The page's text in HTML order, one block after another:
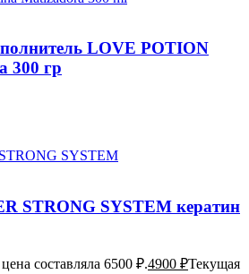
LOVE POTION
300 гр
STRONG SYSTEM кератин
составляла 6500 ₽.4900 ₽Текущая